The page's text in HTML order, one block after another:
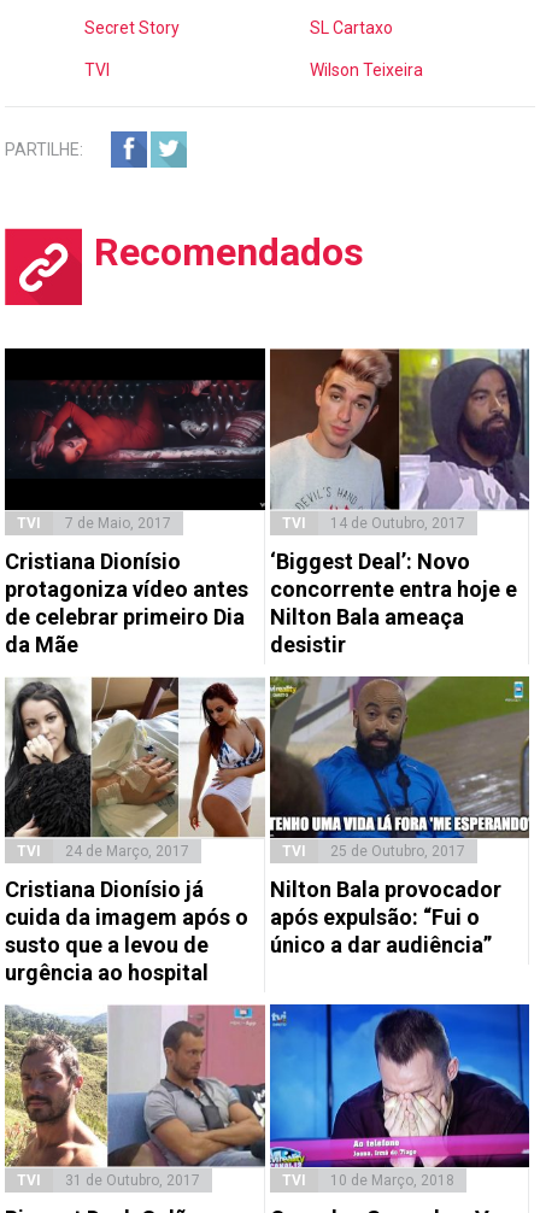
Secret Story SL Cartaxo
TVI Wilson Teixeira
PARTILHE:
Recomendados
TVI 7 de Maio, 2017
Cristiana Dionísio
protagoniza vídeo antes
de celebrar primeiro Dia
da Mãe
TVI 14 de Outubro, 2017
‘Biggest Deal’: Novo
concorrente entra hoje e
Nilton Bala ameaça
desistir
TVI 24 de Março, 2017
Cristiana Dionísio já
cuida da imagem após o
susto que a levou de
urgência ao hospital
TVI 25 de Outubro, 2017
Nilton Bala provocador
após expulsão: “Fui o
único a dar audiência”
TVI 31 de Outubro, 2017 TVI 10 de Março, 2018